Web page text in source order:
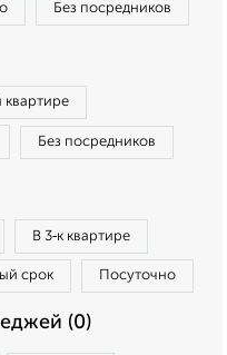
Без посредников
квартире
Без посредников
В 3‑к квартире
срок Посуточно
(0)